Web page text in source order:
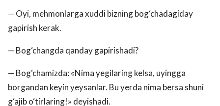
— Oyi, mehmonlarga xuddi bizning bog‘chadagiday
gapirish kerak.
— Bog‘changda qanday gapirishadi?
— Bog‘chamizda: «Nima yegilaring kelsa, uyingga
borgandan keyin yeysanlar. Bu yerda nima bersa shuni
g‘ajib o‘tirlaring!» deyishadi.